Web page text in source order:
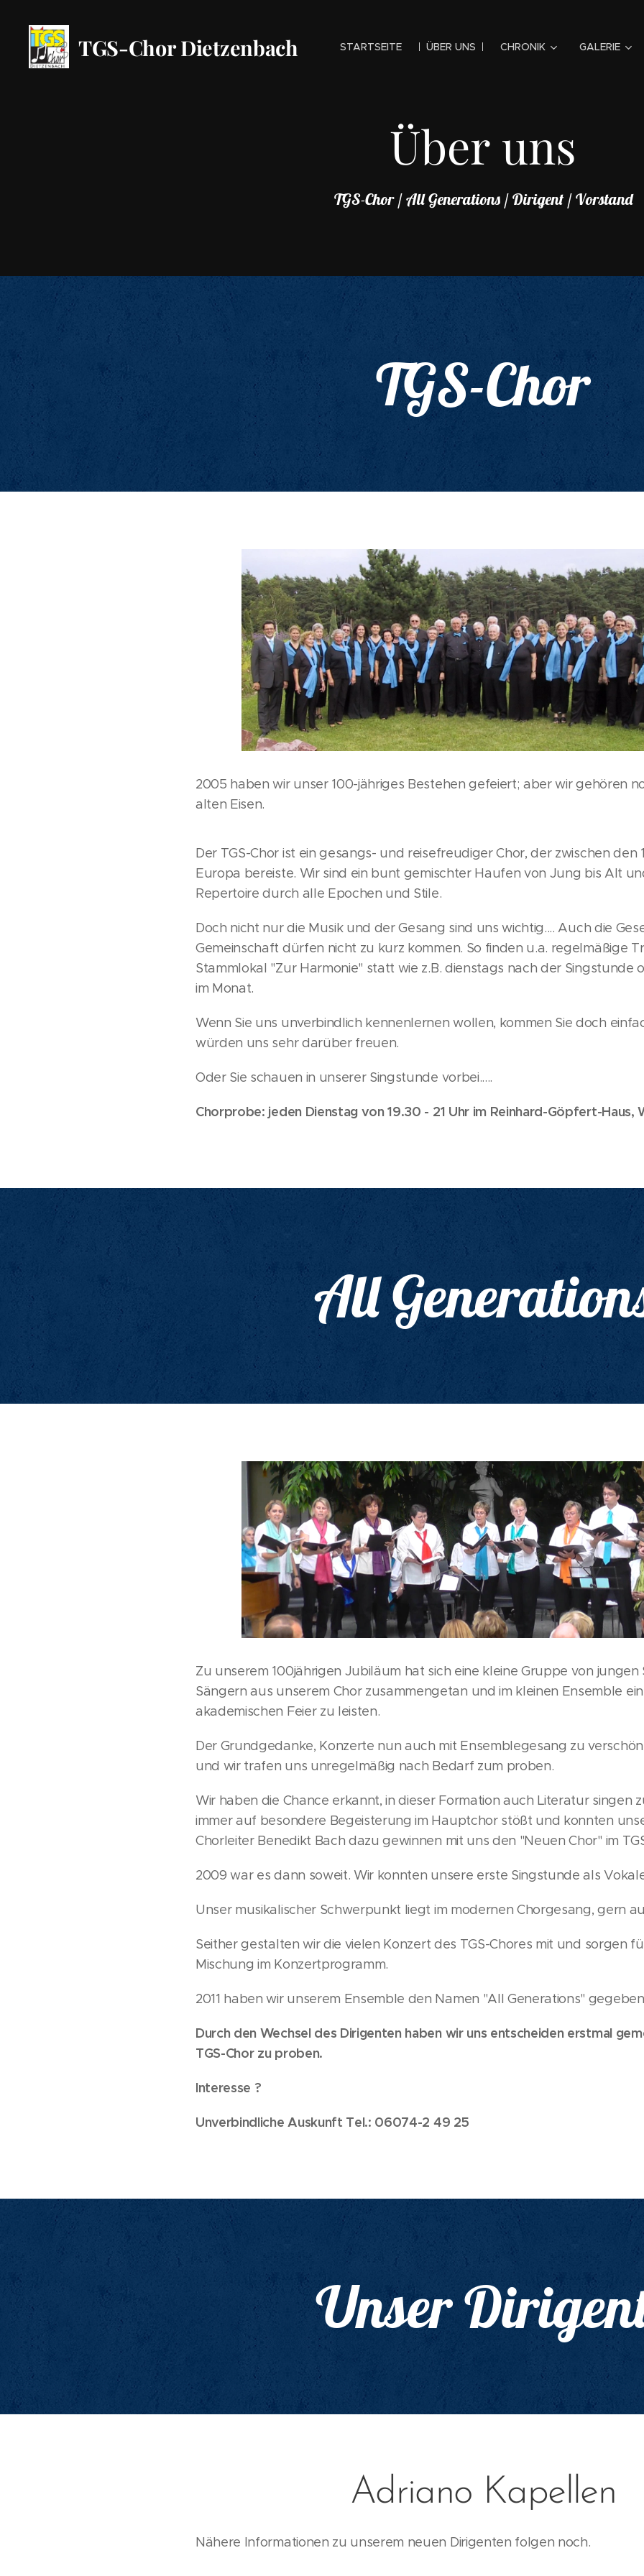
TGS-Chor Dietzenbach STARTSEITE ÜBER UNS CHRONIK GALERIE
Über uns
TGS-Chor / All Generations / Dirigent / Vorstand
TGS-Chor
2005 haben wir unser 100-jähriges Bestehen gefeiert; aber wir gehören
alten Eisen.
Der TGS-Chor ist ein gesangs- und reisefreudiger Chor, der zwischen
Europa bereiste. Wir sind ein bunt gemischter Haufen von Jung bis Alt
Repertoire durch alle Epochen und Stile.
Doch nicht nur die Musik und der Gesang sind uns wichtig.... Auch die
Gemeinschaft dürfen nicht zu kurz kommen. So finden u.a. regelmäßige
Stammlokal "Zur Harmonie" statt wie z.B. dienstags nach der Singstunde
im Monat.
Wenn Sie uns unverbindlich kennenlernen wollen, kommen Sie doch
würden uns sehr darüber freuen.
Oder Sie schauen in unserer Singstunde vorbei.....
Chorprobe: jeden Dienstag von 19.30 - 21 Uhr im Reinhard-Göpfert-Haus,
All
Zu unserem 100jährigen Jubiläum hat sich eine kleine Gruppe von
Sängern aus unserem Chor zusammengetan und im kleinen Ensemble
akademischen Feier zu leisten.
Der Grundgedanke, Konzerte nun auch mit Ensemblegesang zu
und wir trafen uns unregelmäßig nach Bedarf zum proben.
Wir haben die Chance erkannt, in dieser Formation auch Literatur singen
immer auf besondere Begeisterung im Hauptchor stößt und konnten
Chorleiter Benedikt Bach dazu gewinnen mit uns den "Neuen Chor" im
2009 war es dann soweit. Wir konnten unsere erste Singstunde als
Unser musikalischer Schwerpunkt liegt im modernen Chorgesang, gern
Seither gestalten wir die vielen Konzert des TGS-Chores mit und sorgen
Mischung im Konzertprogramm.
2011 haben wir unserem Ensemble den Namen "All Generations"
Durch den Wechsel des Dirigenten haben wir uns entscheiden erstmal
TGS-Chor zu proben.
Interesse ?
Unverbindliche Auskunft Tel.: 06074-2 49 25
Unser
Adriano Kapellen
Nähere Informationen zu unserem neuen Dirigenten folgen noch.